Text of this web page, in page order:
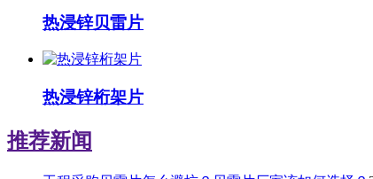
热浸锌贝雷片
热浸锌桁架片
推荐新闻